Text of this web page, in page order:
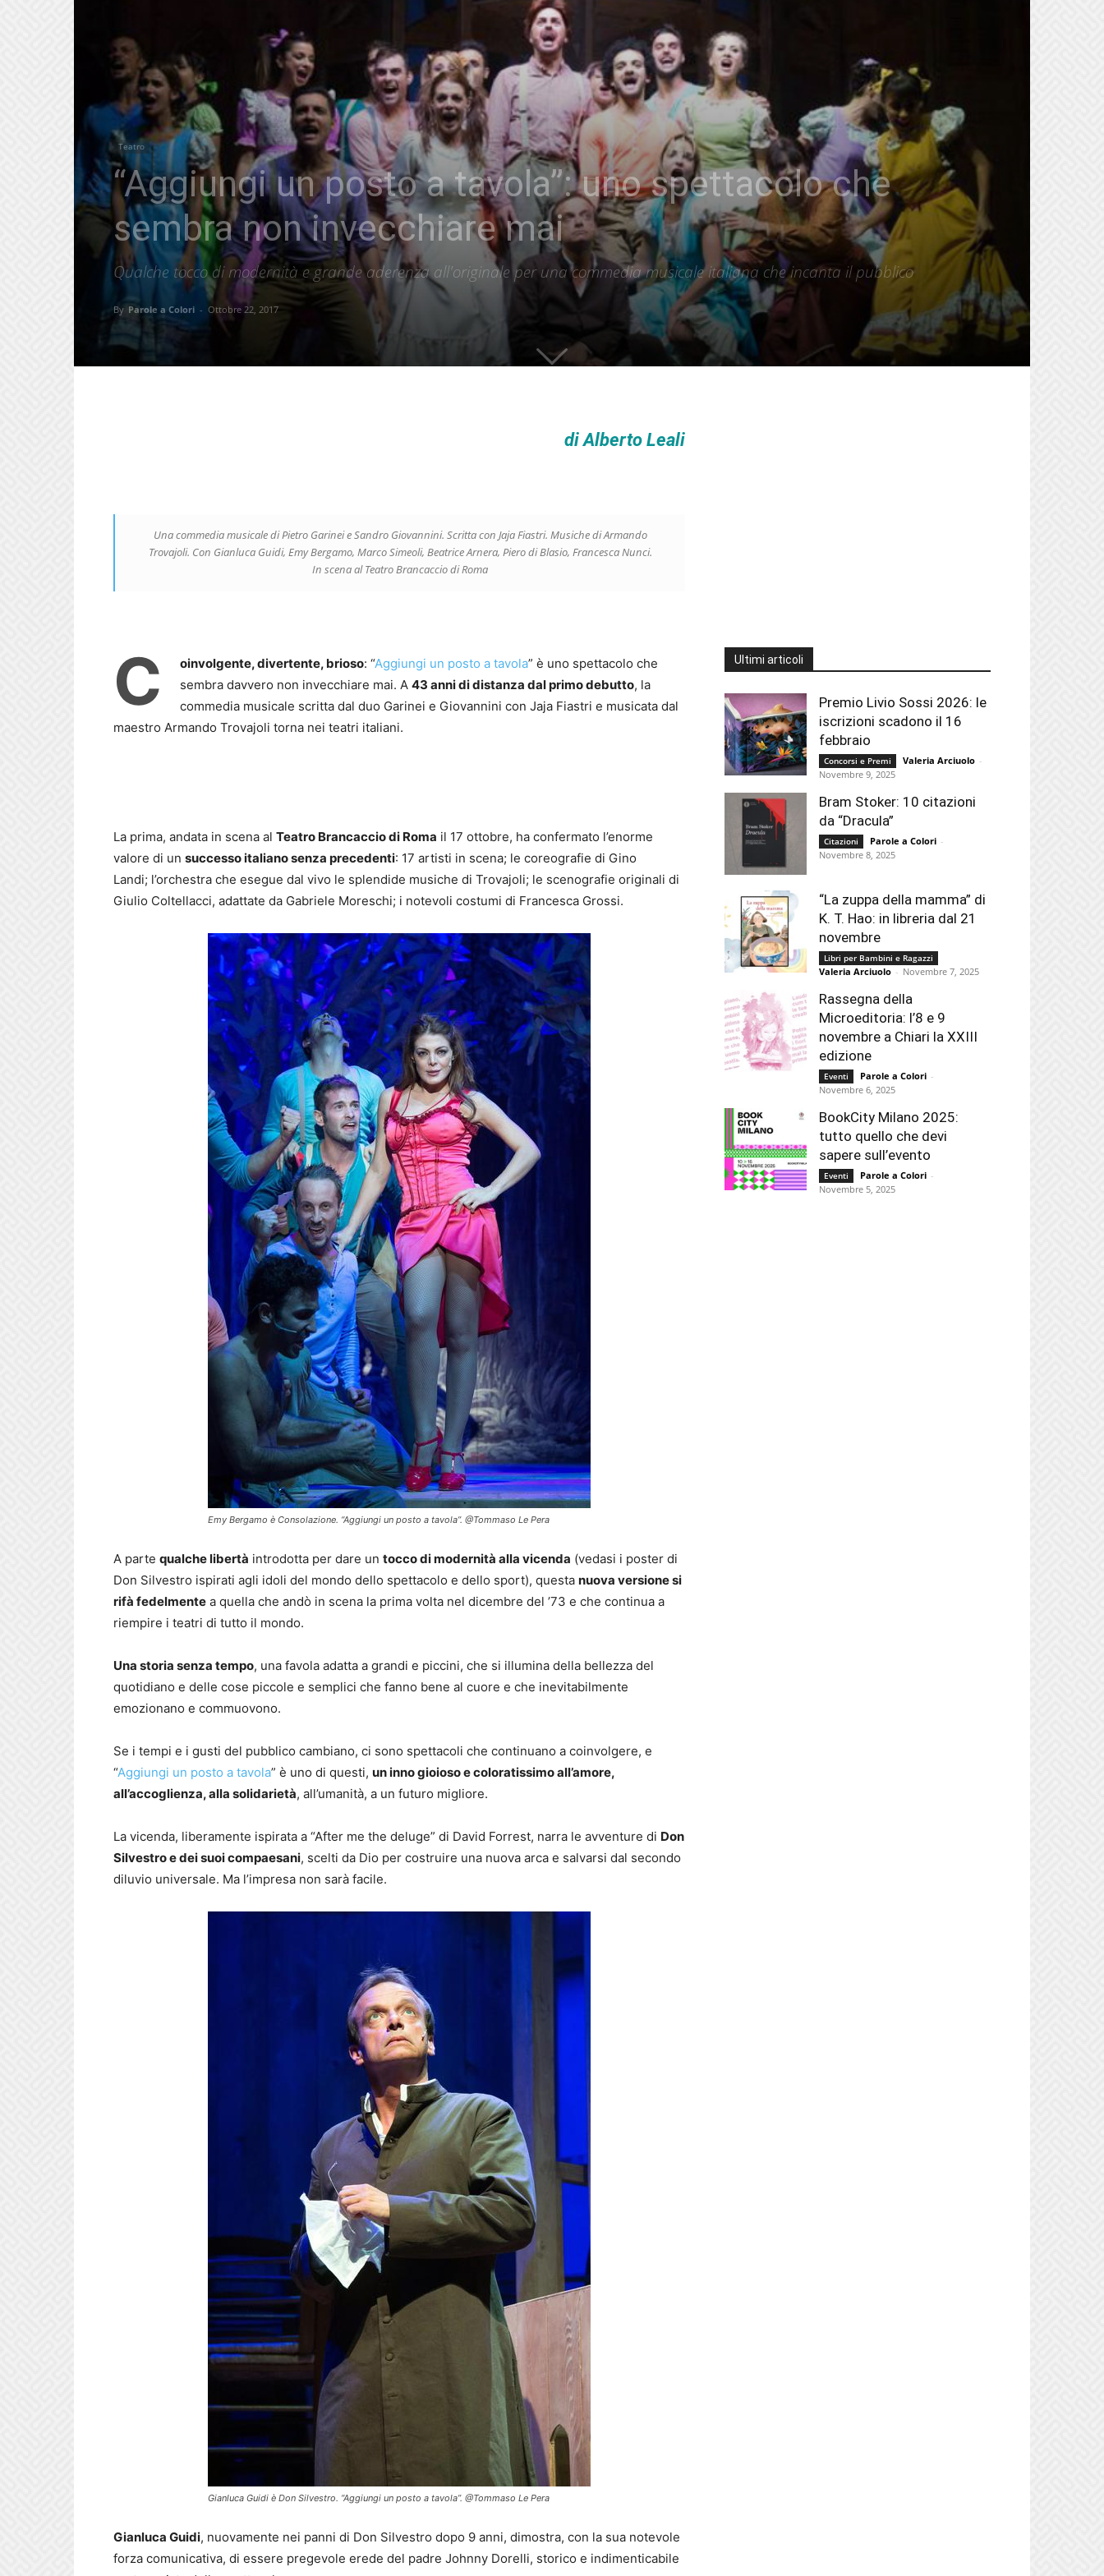
Teatro
“Aggiungi un posto a tavola”: uno spettacolo che
sembra non invecchiare mai
Qualche tocco di modernità e grande aderenza all'originale per una commedia musicale italiana che incanta il pubblico
By Parole a Colori - Ottobre 22, 2017
di Alberto Leali
Una commedia musicale di Pietro Garinei e Sandro Giovannini. Scritta con Jaja Fiastri. Musiche di Armando
Trovajoli. Con Gianluca Guidi, Emy Bergamo, Marco Simeoli, Beatrice Arnera, Piero di Blasio, Francesca Nunci.
In scena al Teatro Brancaccio di Roma
C oinvolgente, divertente, brioso: “Aggiungi un posto a tavola” è uno spettacolo che
sembra davvero non invecchiare mai. A 43 anni di distanza dal primo debutto, la
commedia musicale scritta dal duo Garinei e Giovannini con Jaja Fiastri e musicata dal
maestro Armando Trovajoli torna nei teatri italiani.
La prima, andata in scena al Teatro Brancaccio di Roma il 17 ottobre, ha confermato l’enorme
valore di un successo italiano senza precedenti: 17 artisti in scena; le coreografie di Gino
Landi; l’orchestra che esegue dal vivo le splendide musiche di Trovajoli; le scenografie originali di
Giulio Coltellacci, adattate da Gabriele Moreschi; i notevoli costumi di Francesca Grossi.
Emy Bergamo è Consolazione. “Aggiungi un posto a tavola”. @Tommaso Le Pera
A parte qualche libertà introdotta per dare un tocco di modernità alla vicenda (vedasi i poster di
Don Silvestro ispirati agli idoli del mondo dello spettacolo e dello sport), questa nuova versione si
rifà fedelmente a quella che andò in scena la prima volta nel dicembre del ’73 e che continua a
riempire i teatri di tutto il mondo.
Una storia senza tempo, una favola adatta a grandi e piccini, che si illumina della bellezza del
quotidiano e delle cose piccole e semplici che fanno bene al cuore e che inevitabilmente
emozionano e commuovono.
Se i tempi e i gusti del pubblico cambiano, ci sono spettacoli che continuano a coinvolgere, e
“Aggiungi un posto a tavola” è uno di questi, un inno gioioso e coloratissimo all’amore,
all’accoglienza, alla solidarietà, all’umanità, a un futuro migliore.
La vicenda, liberamente ispirata a “After me the deluge” di David Forrest, narra le avventure di Don
Silvestro e dei suoi compaesani, scelti da Dio per costruire una nuova arca e salvarsi dal secondo
diluvio universale. Ma l’impresa non sarà facile.
Gianluca Guidi è Don Silvestro. “Aggiungi un posto a tavola”. @Tommaso Le Pera
Gianluca Guidi, nuovamente nei panni di Don Silvestro dopo 9 anni, dimostra, con la sua notevole
forza comunicativa, di essere pregevole erede del padre Johnny Dorelli, storico e indimenticabile
Ultimi articoli
Premio Livio Sossi 2026: le
iscrizioni scadono il 16
febbraio
Concorsi e Premi Valeria Arciuolo -
Novembre 9, 2025
Bram Stoker: 10 citazioni
da “Dracula”
Citazioni Parole a Colori -
Novembre 8, 2025
“La zuppa della mamma” di
K. T. Hao: in libreria dal 21
novembre
Libri per Bambini e Ragazzi
Valeria Arciuolo - Novembre 7, 2025
Rassegna della
Microeditoria: l’8 e 9
novembre a Chiari la XXIII
edizione
Eventi Parole a Colori -
Novembre 6, 2025
BookCity Milano 2025:
tutto quello che devi
sapere sull’evento
Eventi Parole a Colori -
Novembre 5, 2025